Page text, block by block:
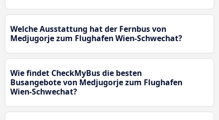
Welche Ausstattung hat der Fernbus von
Medjugorje zum Flughafen Wien-Schwechat?
Wie findet CheckMyBus die besten
Busangebote von Medjugorje zum Flughafen
Wien-Schwechat?